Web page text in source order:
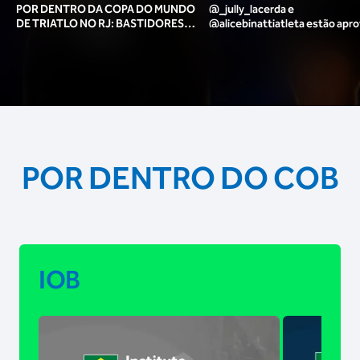
POR DENTRO DA COPA DO MUNDO
DE TRIATLO NO RJ: BASTIDORES,
@_jully_lacerda​ e
@alicebinattiatleta​ estão
POR DENTRO DO COB
IOB